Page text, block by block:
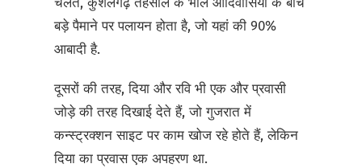
बड़े पैमाने पर पलायन होता है, जो यहां की 90%
आबादी है.
दूसरों की तरह, दिया और रवि भी एक और प्रवासी
जोड़े की तरह दिखाई देते हैं, जो गुजरात में
कन्स्ट्रक्शन साइट पर काम खोज रहे होते हैं, लेकिन
दिया का प्रवास एक अपहरण था.